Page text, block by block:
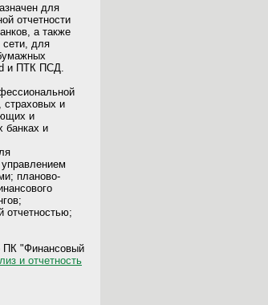
для
отчетности
а также
сети, для
и ПТК ПСД.
страховых и
и
банках и
планово-
отчетностью;
"Финансовый
и отчетность